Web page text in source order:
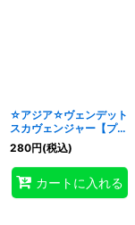
☆アジア☆ヴェンデット
スカヴェンジャー【プリ
ズマティックシークレッ
ト】{アジアPOTE-
JP040}《儀式》
280円(税込)
カートに入れる